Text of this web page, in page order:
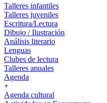
Talleres infantiles
Talleres juveniles
Escritura/Lectura
Dibujo / Ilustración
Análisis literario
Lenguas
Clubes de lectura
Talleres anuales
Agenda
+
Agenda cultural